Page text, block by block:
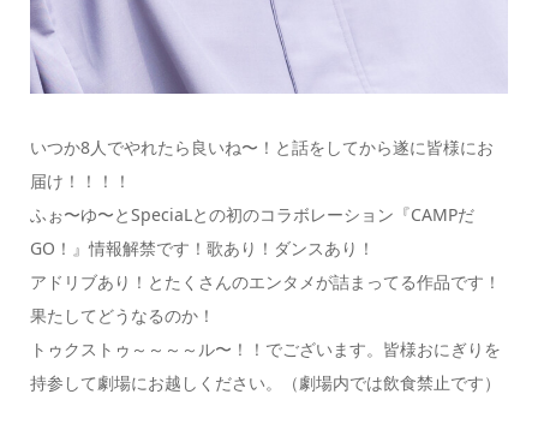
いつか8人でやれたら良いね〜！と話をしてから遂に皆様にお
届け！！！！
ふぉ〜ゆ〜とSpeciaLとの初のコラボレーション『CAMPだ
GO！』情報解禁です！歌あり！ダンスあり！
アドリブあり！とたくさんのエンタメが詰まってる作品です！
果たしてどうなるのか！
トゥクストゥ～～～～ル〜！！でございます。皆様おにぎりを
持参して劇場にお越しください。（劇場内では飲食禁止です）